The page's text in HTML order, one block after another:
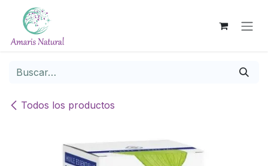
Ir al contenido
Todos los productos